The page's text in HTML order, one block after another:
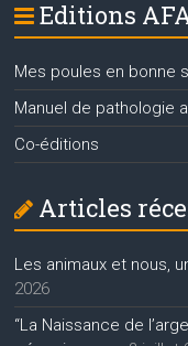
Editions
Mes poules en bonne
Manuel de pathologie
Co-éditions
Articles
Les animaux et nous,
2026
“La Naissance de